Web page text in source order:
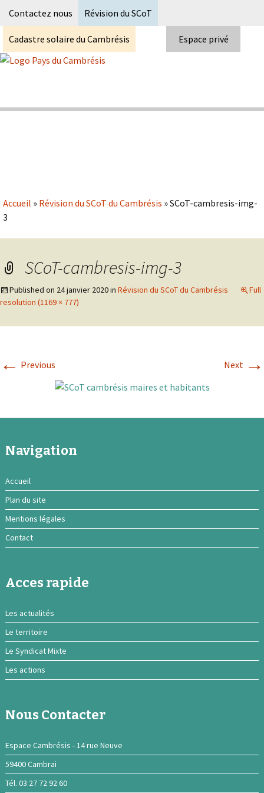
Contactez nous Révision du SCoT
Cadastre solaire du Cambrésis Espace privé
Accueil » Révision du SCoT du Cambrésis »SCoT-cambresis-img-
3
SCoT-cambresis-img-3
Published on 24 janvier 2020in Révision du SCoT du Cambrésis
Full
resolution (1169 × 777)
← Previous Next →
Navigation
Accueil
Plan du site
Mentions légales
Contact
Acces rapide
Les actualités
Le territoire
Le Syndicat Mixte
Les actions
Nous Contacter
Espace Cambrésis - 14 rue Neuve
59400 Cambrai
Tél. 03 27 72 92 60